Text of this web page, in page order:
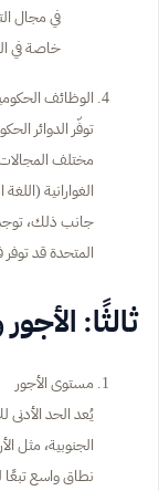
في مجال
خاصة في
الوظائف
توفّر الدوائر
مختلف
الغوارانية
جانب ذلك، توجد
المتحدة قد
ثالثًا:
مستوى الأجور
يُعد الحد الأدنى
الجنوبية، مثل
نطاق واسع تبعًا